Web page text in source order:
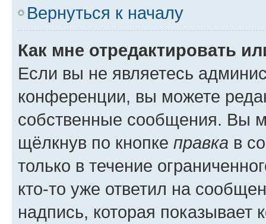
Вернуться к началу
Как мне отредактировать
Если вы не являетесь
конференции, вы можете
собственные сообщения. Вы
щёлкнув по кнопке правка в
только в течение
кто-то уже ответил на
надпись, которая показывает